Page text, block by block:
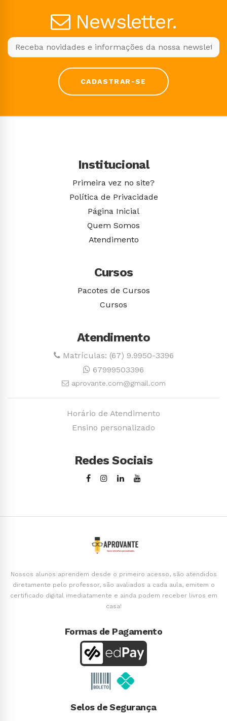
Newsletter.
CADASTRAR-SE
Institucional
Primeira vez no site?
Política de Privacidade
Página Inicial
Quem Somos
Atendimento
Cursos
Pacotes de Cursos
Cursos
Atendimento
Matrículas: (67) 9.9950-3396
67999503396
aprovante.com@gmail.com
Horário de Atendimento
Ensino personalizado
Redes Sociais
Nossos alunos aprendem desde o primeiro acesso, são atendidos
diretamente pelo professor, são avaliados a cada aula, emitem o
certificado digital imediatamente e ainda podem receber livros em
casa!
Formas de Pagamento
Selos de Segurança